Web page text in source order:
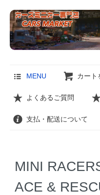
MENU カート
よくあるご質問
支払・配送について
MINI
ACE &